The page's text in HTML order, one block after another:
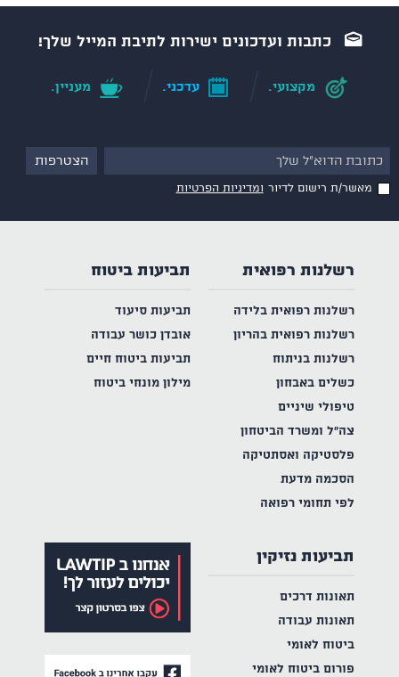
כתבות ועדכונים ישירות לתיבת המייל שלך!
מקצועי. עדכני. מעניין.
מאשר/ת רישום לדיור ומדיניות הפרטיות
רשלנות רפואית
רשלנות רפואית בלידה
רשלנות רפואית בהריון
רשלנות בניתוח
כשלים באבחון
טיפולי שיניים
צה"ל ומשרד הביטחון
פלסטיקה ואסתטיקה
הסכמה מדעת
לפי תחומי רפואה
תביעות ביטוח
תביעות סיעוד
אובדן כושר עבודה
תביעות ביטוח חיים
מילון מונחי ביטוח
תביעות נזיקין
תאונות דרכים
תאונות עבודה
ביטוח לאומי
פורום ביטוח לאומי